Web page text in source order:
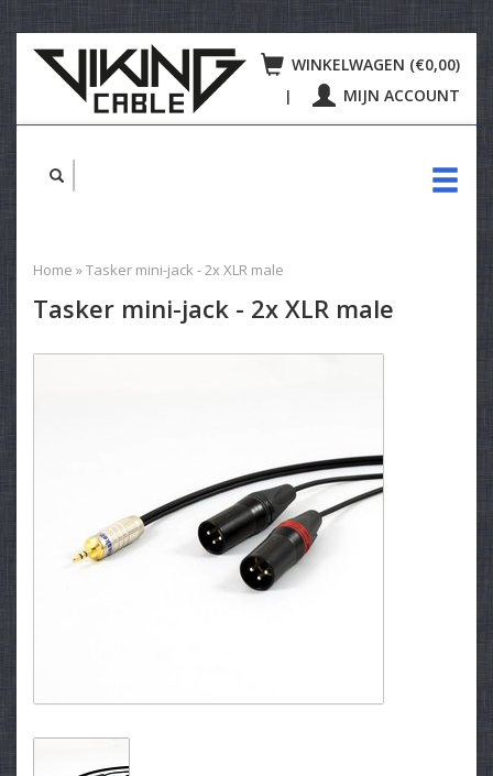
WINKELWAGEN (€0,00)
| MIJN ACCOUNT
Home »Tasker mini-jack - 2x XLR male
Tasker mini-jack - 2x XLR male